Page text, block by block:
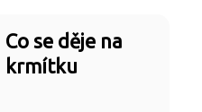
Co se děje na
krmítku